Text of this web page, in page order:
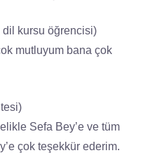
dil kursu öğrencisi)
mutluyum bana çok
Sefa Bey’e ve tüm
çok teşekkür ederim.